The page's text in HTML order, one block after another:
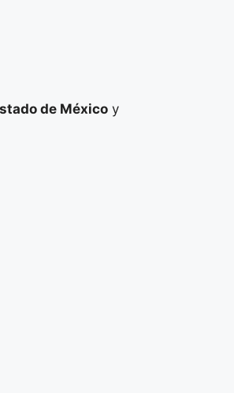
de México y